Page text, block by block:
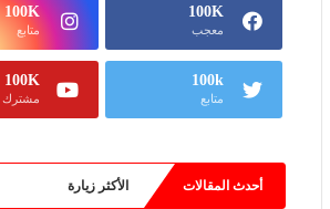
100K
معجب
100K
متابع
100k
متابع
100K
مشترك
أحدث المقالات الأكثر زيارة